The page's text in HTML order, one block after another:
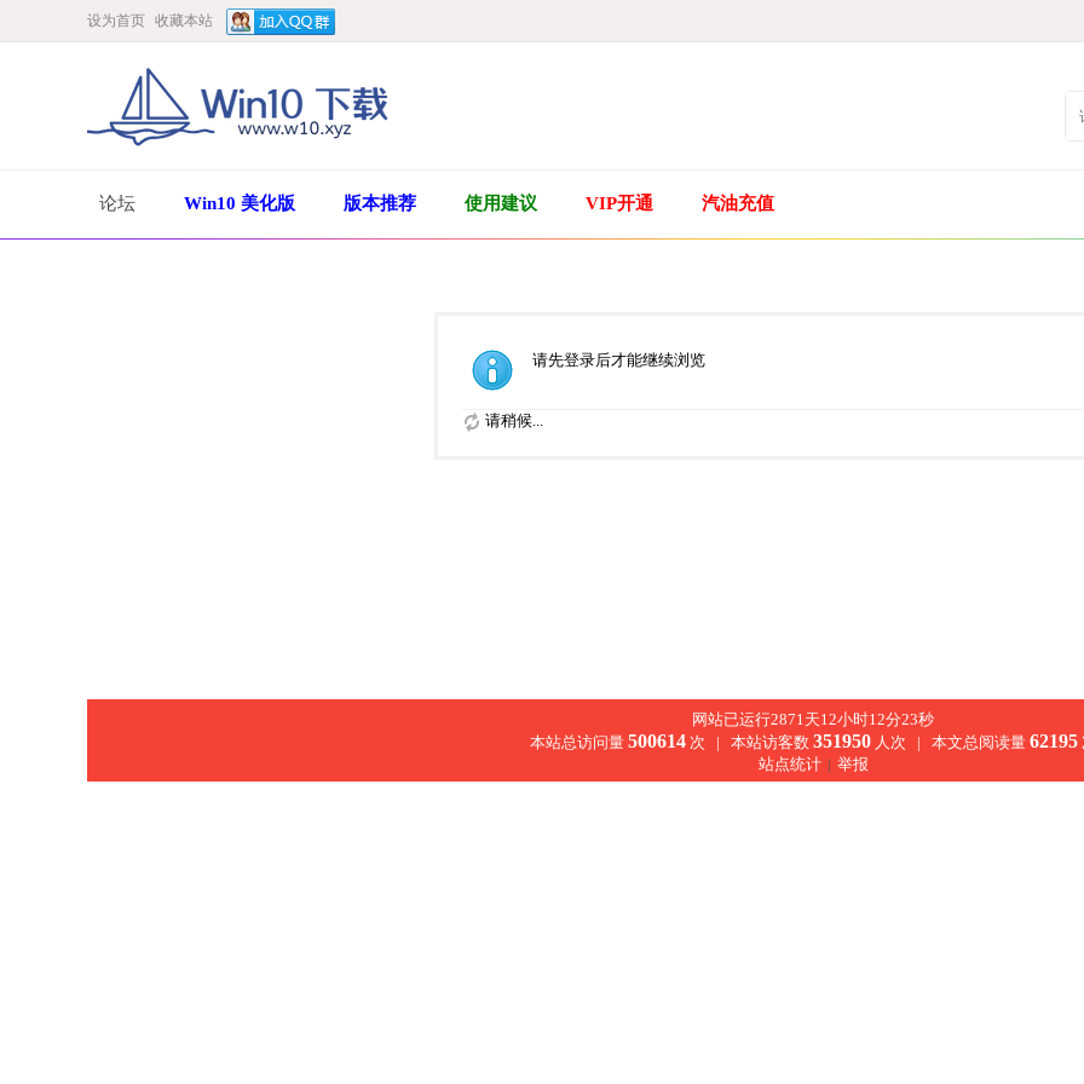
设为首页 收藏本站
论坛 Win10 美化版 版本推荐 使用建议 VIP开通 汽油充值
请先登录后才能继续浏览
请稍候...
网站已运行2871天12小时12分24秒
本站总访问量 500614次 | 本站访客数 351950人次 | 本文总阅读量 62195
站点统计 | 举报